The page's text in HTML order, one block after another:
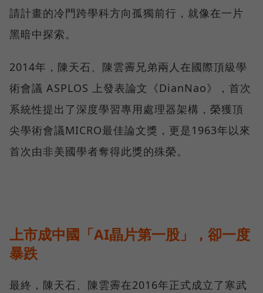
請計畫的冷門跨學科方向孤獨前行，就像在一片
黑暗中探索。
2014年，陳天石、陳雲霽兄弟兩人在國際頂級學
術會議 ASPLOS 上發表論文《DianNao》，首次
系統性提出了深度學習專用處理器架構，榮獲頂
尖學術會議MICRO最佳論文獎，更是1963年以來
首次由非美國學者奪得此獎的殊榮。
上市成中國「AI晶片第一股」，卻一度
暴跌
最終，陳天石、陳雲霽在2016年正式成立了寒武